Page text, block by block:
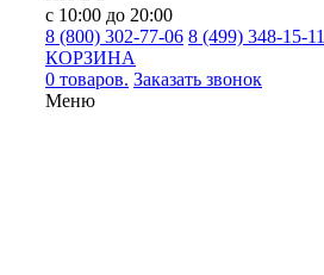
с 10:00 до 20:00
8 (800) 302-77-06 8 (499) 348-15-11
КОРЗИНА
0 товаров. Заказать звонок
Меню